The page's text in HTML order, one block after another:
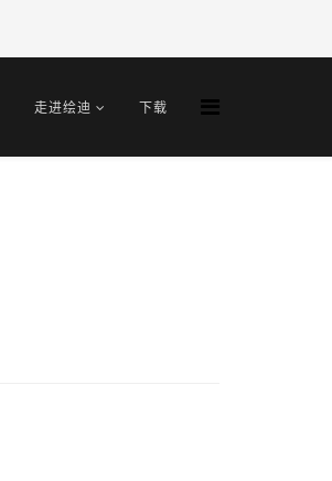
走进绘迪 下载